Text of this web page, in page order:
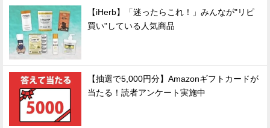
【iHerb】「迷ったらこれ！」みんなが"リピ
買い"している人気商品
【抽選で5,000円分】Amazonギフトカードが
当たる！読者アンケート実施中